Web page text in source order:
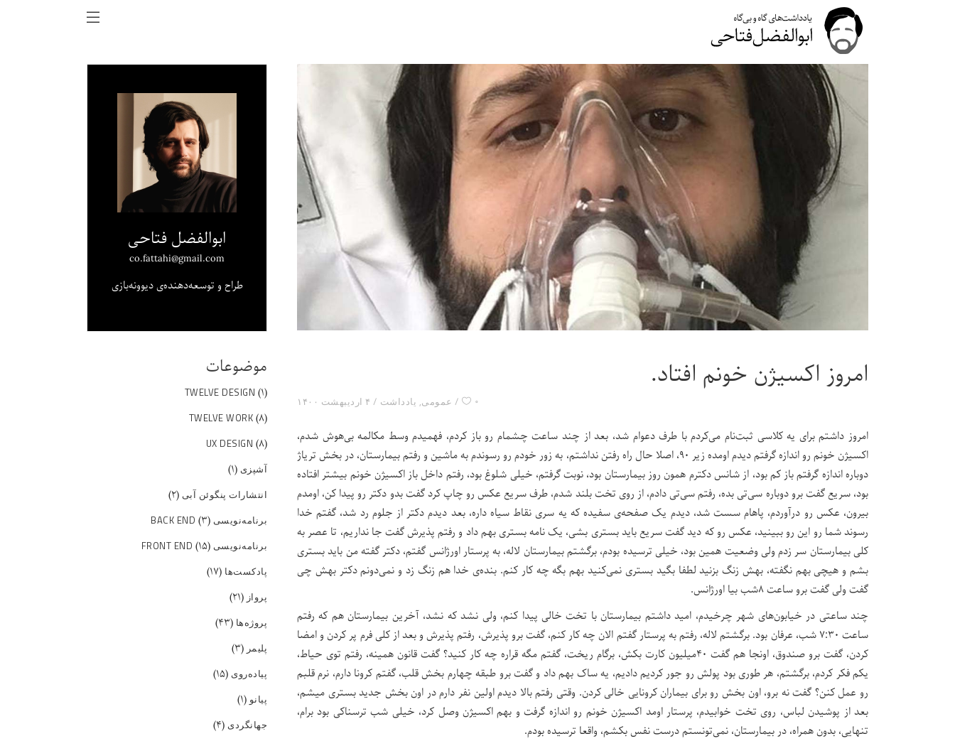
امروز اکسیژن خونم افتاد.
۴ اردیبهشت ۱۴۰۰ عمومی, یادداشت ۰
امروز داشتم برای یه کلاسی ثبت‌نام می‌کردم با طرف دعوام شد، بعد از چند ساعت چشمام رو باز کردم، فهمیدم وسط مکالمه بی‌هوش شدم،
اکسیژن خونم رو اندازه گرفتم دیدم اومده زیر ۹۰، اصلا حال راه رفتن نداشتم، به زور خودم رو رسوندم به ماشین و رفتم بیمارستان، در بخش تریاژ
دوباره اندازه گرفتم باز کم بود، از شانس دکترم همون روز بیمارستان بود، نوبت گرفتم، خیلی شلوغ بود، رفتم داخل باز اکسیژن خونم بیشتر افتاده
بود، سریع گفت برو دوباره سی‌تی بده، رفتم سی‌تی دادم، از روی تخت بلند شدم، طرف سریع عکس رو چاپ کرد گفت بدو دکتر رو پیدا کن، اومدم
بیرون، عکس رو درآوردم، پاهام سست شد، دیدم یک صفحه‌ی سفیده که یه سری نقاط سیاه داره، بعد دیدم دکتر از جلوم رد شد، گفتم خدا
رسوند شما رو این رو ببینید، عکس رو که دید گفت سریع باید بستری بشی، یک نامه‌ بستری بهم داد و رفتم پذیرش گفت جا نداریم، تا عصر به
کلی بیمارستان سر زدم ولی وضعیت همین بود، خیلی ترسیده بودم، برگشتم بیمارستان لاله، به پرستار اورژانس گفتم، دکتر گفته من باید بستری
بشم و هیچی بهم نگفته، بهش زنگ بزنید لطفا بگید بستری نمی‌کنید بهم بگه چه کار کنم. بنده‌ی خدا هم زنگ زد و نمی‌دونم دکتر بهش چی
گفت ولی گفت برو ساعت ۸شب بیا اورژانس.
چند ساعتی در خیابون‌های شهر چرخیدم، امید داشتم بیمارستان با تخت خالی پیدا کنم، ولی نشد که نشد، آخرین بیمارستان هم که رفتم
ساعت ۷:۳۰ شب، عرفان بود. برگشتم لاله، رفتم به پرستار گفتم الان چه کار کنم، گفت برو پذیرش، رفتم پذیرش و بعد از کلی فرم پر کردن و امضا
کردن، گفت برو صندوق، اونجا هم گفت ۴۰میلیون کارت بکش، برگام ریخت، گفتم مگه قراره چه کار کنید؟ گفت قانون همینه، رفتم توی حیاط،
یکم فکر کردم، برگشتم، هر طوری بود پولش رو جور کردیم دادیم، یه ساک بهم داد و گفت برو طبقه چهارم بخش قلب، گفتم کرونا دارم، نرم قلبم
رو عمل کنن؟ گفت نه برو، اون بخش رو برای بیماران کرونایی خالی کردن. وقتی رفتم بالا دیدم اولین نفر دارم در اون بخش جدید بستری میشم،
بعد از پوشیدن لباس، روی تخت خوابیدم، پرستار اومد اکسیژن خونم رو اندازه گرفت و بهم اکسیژن وصل کرد، خیلی شب ترسناکی بود برام،
تنهایی، بدون همراه، در بیمارستان، نمی‌تونستم درست نفس بکشم، واقعا ترسیده بودم.
ابوالفضل فتاحی
co.fattahi@gmail.com
طراح و توسعه‌دهنده‌ی دیوونه‌بازی
موضوعات
TWELVE DESIGN (۱)
TWELVE WORK (۸)
UX DESIGN (۸)
آشپزی (۱)
انتشارات پنگوئن آبی (۲)
برنامه‌نویسی BACK END (۳)
برنامه‌نویسی FRONT END (۱۵)
پادکست‌ها (۱۷)
پرواز(۲۱)
پروژه‌ها (۴۳)
پلیمر(۳)
پیاده‌روی (۱۵)
پیانو(۱)
جهانگردی (۴)